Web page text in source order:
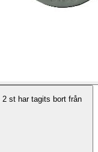
st har tagits bort från